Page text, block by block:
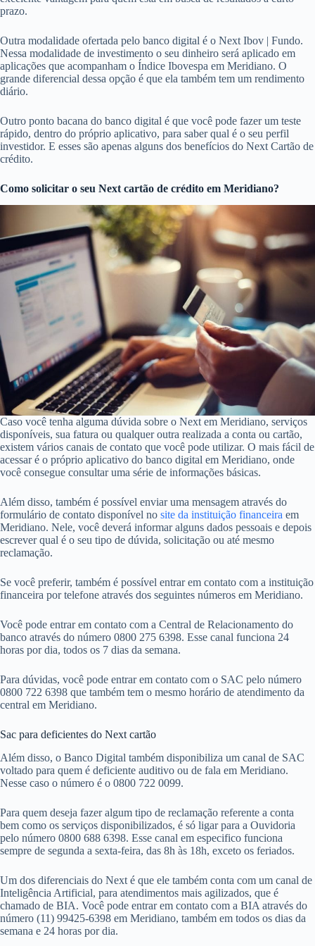
prazo.
Outra modalidade ofertada pelo banco digital é o Next Ibov | Fundo.
Nessa modalidade de investimento o seu dinheiro será aplicado em
aplicações que acompanham o Índice Ibovespa em Meridiano. O
grande diferencial dessa opção é que ela também tem um rendimento
diário.
Outro ponto bacana do banco digital é que você pode fazer um teste
rápido, dentro do próprio aplicativo, para saber qual é o seu perfil
investidor. E esses são apenas alguns dos benefícios do Next Cartão de
crédito.
Como solicitar o seu Next cartão de crédito em Meridiano?
Caso você tenha alguma dúvida sobre o Next em Meridiano, serviços
disponíveis, sua fatura ou qualquer outra realizada a conta ou cartão,
existem vários canais de contato que você pode utilizar. O mais fácil de
acessar é o próprio aplicativo do banco digital em Meridiano, onde
você consegue consultar uma série de informações básicas.
Além disso, também é possível enviar uma mensagem através do
formulário de contato disponível no site da instituição financeira em
Meridiano. Nele, você deverá informar alguns dados pessoais e depois
escrever qual é o seu tipo de dúvida, solicitação ou até mesmo
reclamação.
Se você preferir, também é possível entrar em contato com a instituição
financeira por telefone através dos seguintes números em Meridiano.
Você pode entrar em contato com a Central de Relacionamento do
banco através do número 0800 275 6398. Esse canal funciona 24
horas por dia, todos os 7 dias da semana.
Para dúvidas, você pode entrar em contato com o SAC pelo número
0800 722 6398 que também tem o mesmo horário de atendimento da
central em Meridiano.
Sac para deficientes do Next cartão
Além disso, o Banco Digital também disponibiliza um canal de SAC
voltado para quem é deficiente auditivo ou de fala em Meridiano.
Nesse caso o número é o 0800 722 0099.
Para quem deseja fazer algum tipo de reclamação referente a conta
bem como os serviços disponibilizados, é só ligar para a Ouvidoria
pelo número 0800 688 6398. Esse canal em especifico funciona
sempre de segunda a sexta-feira, das 8h às 18h, exceto os feriados.
Um dos diferenciais do Next é que ele também conta com um canal de
Inteligência Artificial, para atendimentos mais agilizados, que é
chamado de BIA. Você pode entrar em contato com a BIA através do
número (11) 99425-6398 em Meridiano, também em todos os dias da
semana e 24 horas por dia.